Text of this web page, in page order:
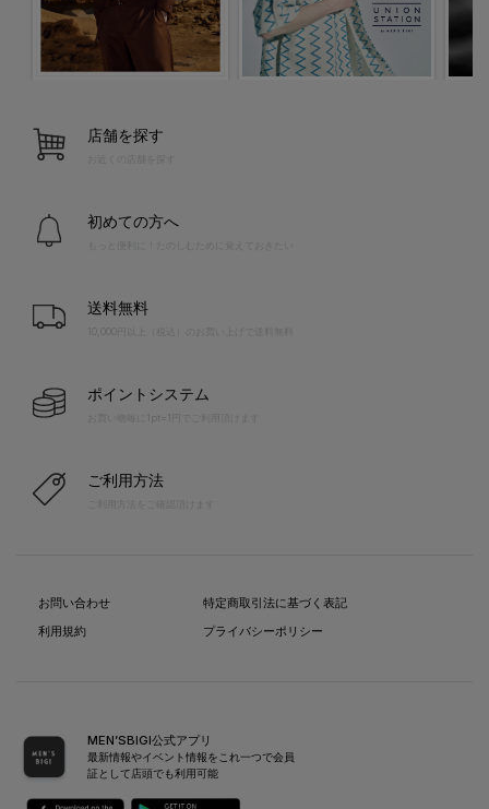
店舗を探す
お近くの店舗を探す
初めての方へ
もっと便利に！たのしむために覚えておきたい
送料無料
10,000円以上（税込）のお買い上げで送料無料
ポイントシステム
お買い物毎に1pt=1円でご利用頂けます
ご利用方法
ご利用方法をご確認頂けます
お問い合わせ
利用規約
特定商取引法に基づく表記
プライバシーポリシー
MEN’SBIGI公式アプリ
最新情報やイベント情報をこれ一つで会員
証として店頭でも利用可能